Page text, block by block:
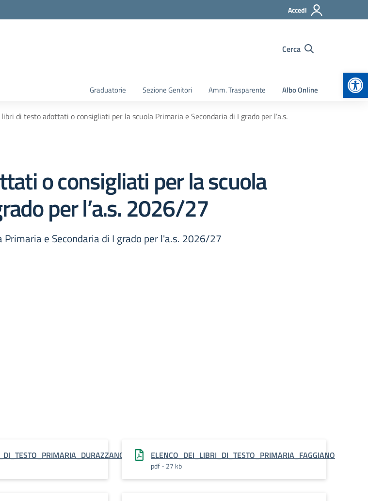
Accedi
Cerca
Graduatorie Sezione Genitori Amm. Trasparente Albo Online
di testo adottati o consigliati per la scuola Primaria e Secondaria di I grado per l’a.s.
o consigliati per la scuola
per l’a.s. 2026/27
e Secondaria di I grado per l'a.s. 2026/27
ELENCO_DEI_LIBRI_DI_TESTO_PRIMARIA_FAGGIANO
pdf - 27 kb